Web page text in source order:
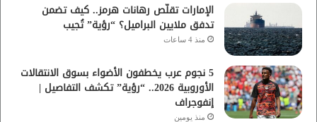
الإمارات تقلّص رهانات هرمز.. كيف تضمن
تدفق ملايين البراميل؟ “رؤية” تُجيب
منذ 4 ساعات
5 نجوم عرب يخطفون الأضواء بسوق الانتقالات
الأوروبية 2026.. “رؤية” تكشف التفاصيل |
إنفوجراف
منذ يومين